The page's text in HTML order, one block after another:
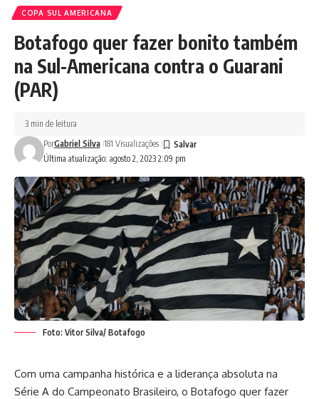
COPA SUL AMERICANA
Botafogo quer fazer bonito também
na Sul-Americana contra o Guarani
(PAR)
Última atualização: agosto 2, 2023 2:09 pm
PorGabriel Silva 181 Visualizações
3 min de leitura
Foto: Vitor Silva/ Botafogo
Com uma campanha histórica e a liderança absoluta na
Série A do Campeonato Brasileiro, o Botafogo quer fazer